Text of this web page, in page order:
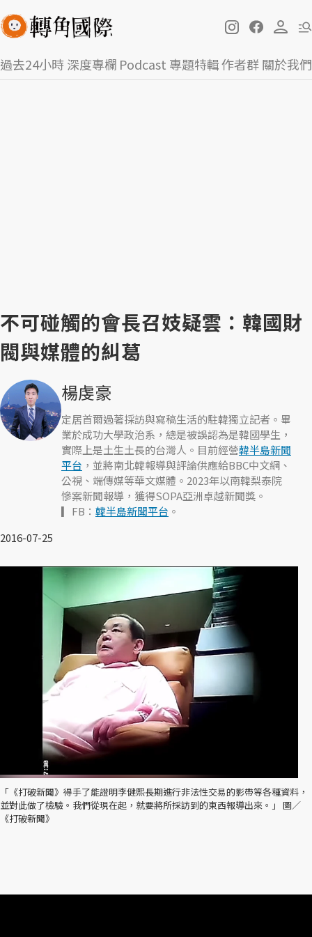
過去24小時深度專欄 Podcast 專題特輯作者群關於我們
不可碰觸的會長召妓疑雲：韓國財
閥與媒體的糾葛
楊虔豪
定居首爾過著採訪與寫稿生活的駐韓獨立記者。畢
業於成功大學政治系，總是被誤認為是韓國學生，
實際上是土生土長的台灣人。目前經營韓半島新聞
平台 ，並將南北韓報導與評論供應給BBC中文網、
公視、端傳媒等華文媒體。2023年以南韓梨泰院
慘案新聞報導，獲得SOPA亞洲卓越新聞獎。
▎FB： 韓半島新聞平台 。
2016-07-25
「《打破新聞》得手了能證明李健熙長期進行非法性交易的影帶等各種資料，
並對此做了檢驗。我們從現在起，就要將所採訪到的東西報導出來。」 圖／
《打破新聞》